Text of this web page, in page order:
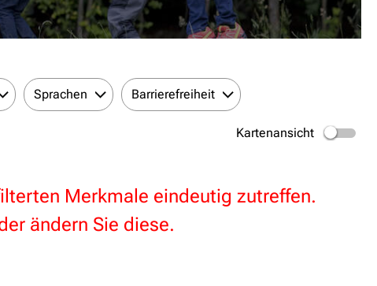
Sprachen Barrierefreiheit
Kartenansicht
Merkmale eindeutig zutreffen.
ändern Sie diese.